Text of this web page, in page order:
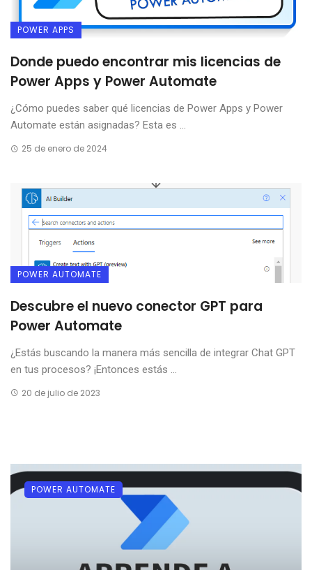
POWER APPS
Donde puedo encontrar mis licencias de
Power Apps y Power Automate
¿Cómo puedes saber qué licencias de Power Apps y Power
Automate están asignadas? Esta es ...
25 de enero de 2024
POWER AUTOMATE
Descubre el nuevo conector GPT para
Power Automate
¿Estás buscando la manera más sencilla de integrar Chat GPT
en tus procesos? ¡Entonces estás ...
20 de julio de 2023
POWER AUTOMATE